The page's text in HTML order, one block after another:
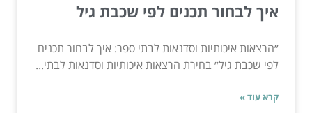
איך לבחור תכנים לפי שכבת גיל
״הרצאות איכותיות וסדנאות לבתי ספר: איך לבחור תכנים
לפי שכבת גיל״ בחירת הרצאות איכותיות וסדנאות לבתי...
קרא עוד »